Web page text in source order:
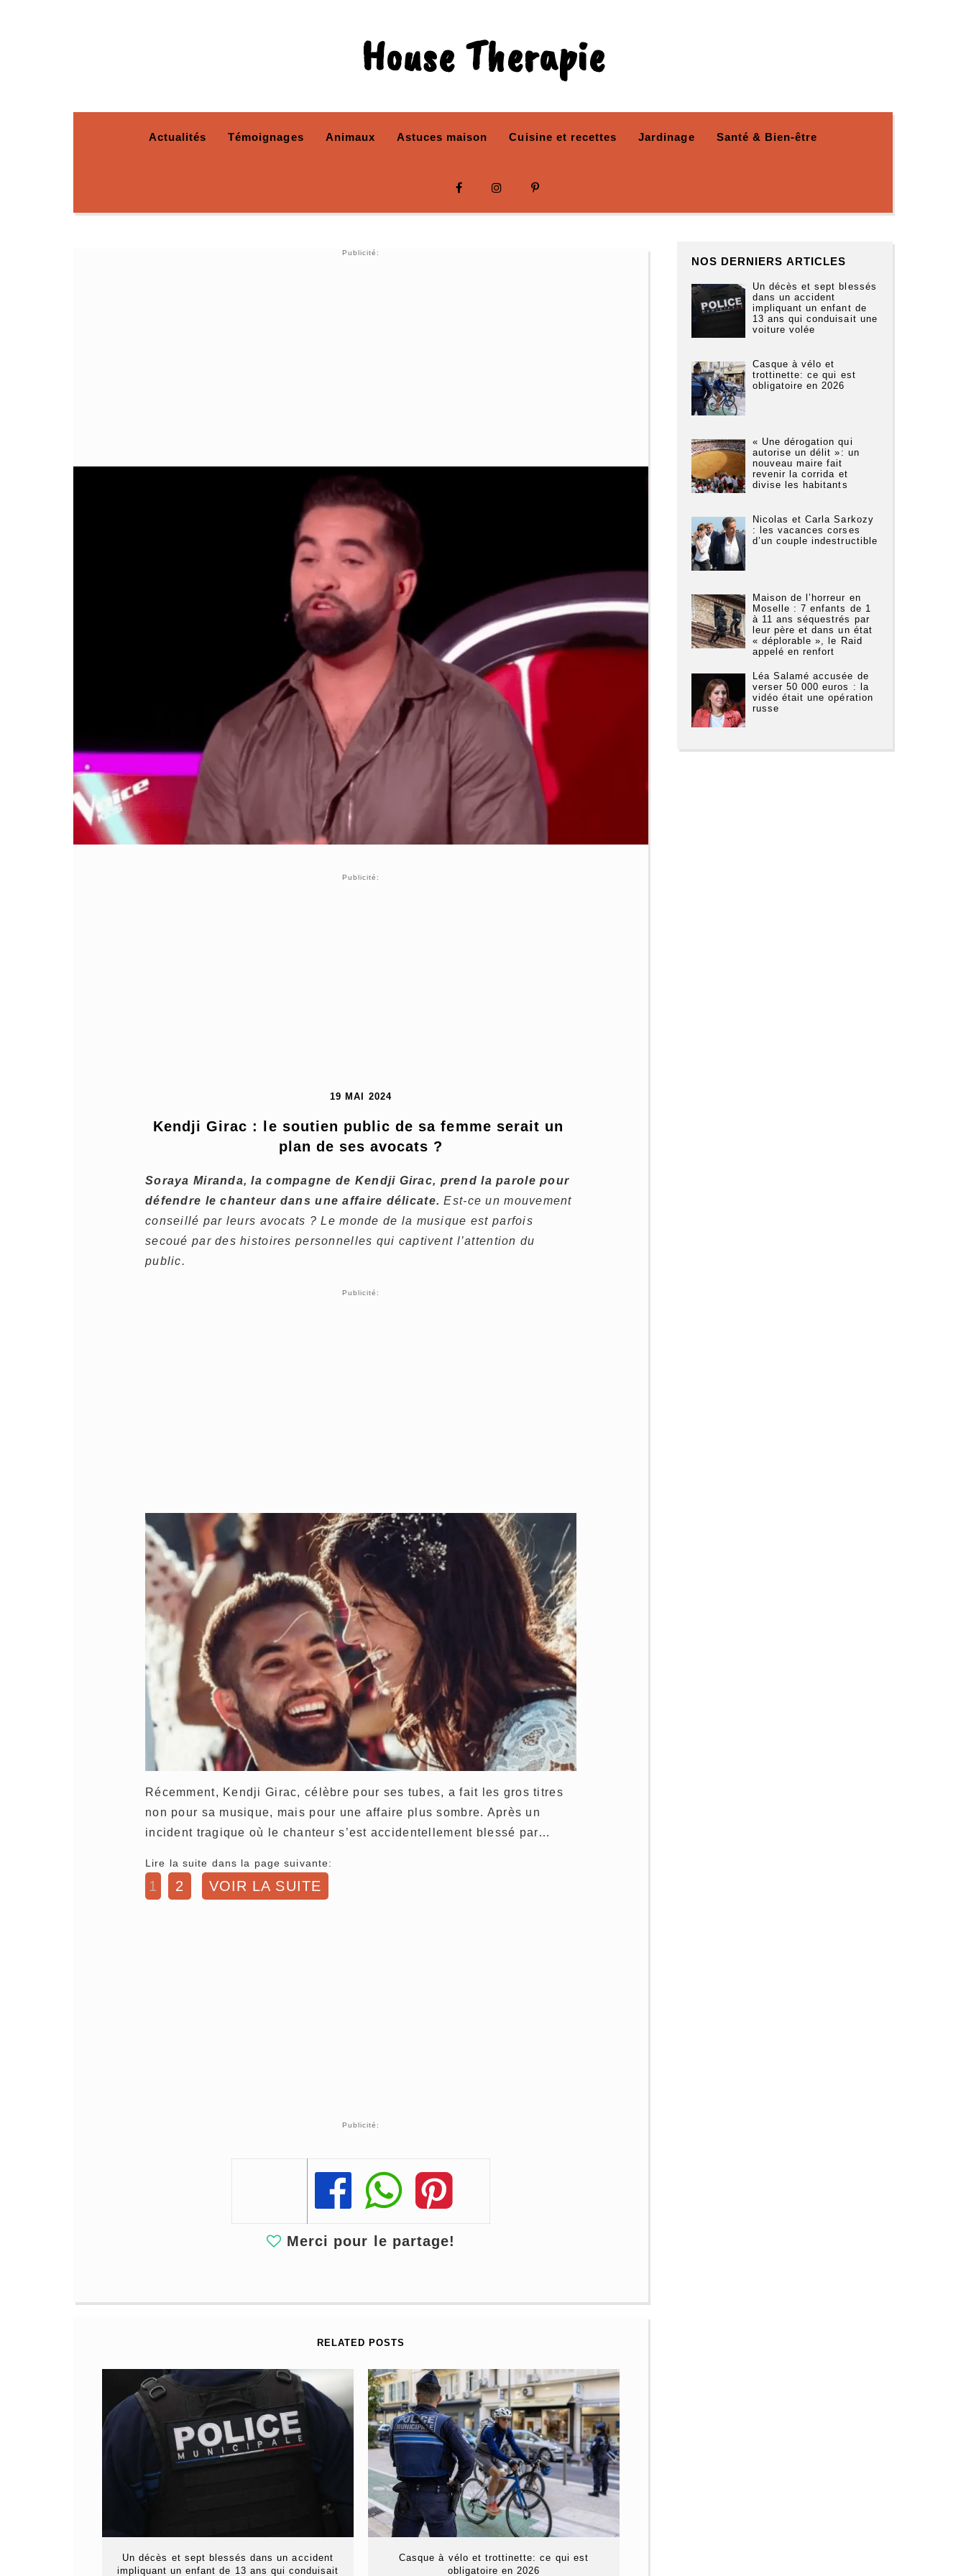
House Therapie
Actualités Témoignages Animaux Astuces maison Cuisine et recettes Jardinage Santé & Bien-être
Publicité:
Publicité:
19 MAI 2024
Kendji Girac : le soutien public de sa femme serait un
plan de ses avocats ?
Soraya Miranda, la compagne de Kendji Girac, prend la parole pour
défendre le chanteur dans une affaire délicate. Est-ce un mouvement
conseillé par leurs avocats ? Le monde de la musique est parfois
secoué par des histoires personnelles qui captivent l’attention du
public.
Publicité:
Récemment, Kendji Girac, célèbre pour ses tubes, a fait les gros titres
non pour sa musique, mais pour une affaire plus sombre. Après un
incident tragique où le chanteur s’est accidentellement blessé par…
Lire la suite dans la page suivante:
1 2 VOIR LA SUITE
Publicité:
Share
Share
Share
Merci pour le partage!
RELATED POSTS
Un décès et sept blessés dans un accident
impliquant un enfant de 13 ans qui conduisait
Casque à vélo et trottinette: ce qui est
obligatoire en 2026
NOS DERNIERS ARTICLES
Un décès et sept blessés
dans un accident
impliquant un enfant de
13 ans qui conduisait une
voiture volée
Casque à vélo et
trottinette: ce qui est
obligatoire en 2026
« Une dérogation qui
autorise un délit »: un
nouveau maire fait
revenir la corrida et
divise les habitants
Nicolas et Carla Sarkozy
: les vacances corses
d’un couple indestructible
Maison de l’horreur en
Moselle : 7 enfants de 1
à 11 ans séquestrés par
leur père et dans un état
« déplorable », le Raid
appelé en renfort
Léa Salamé accusée de
verser 50 000 euros : la
vidéo était une opération
russe